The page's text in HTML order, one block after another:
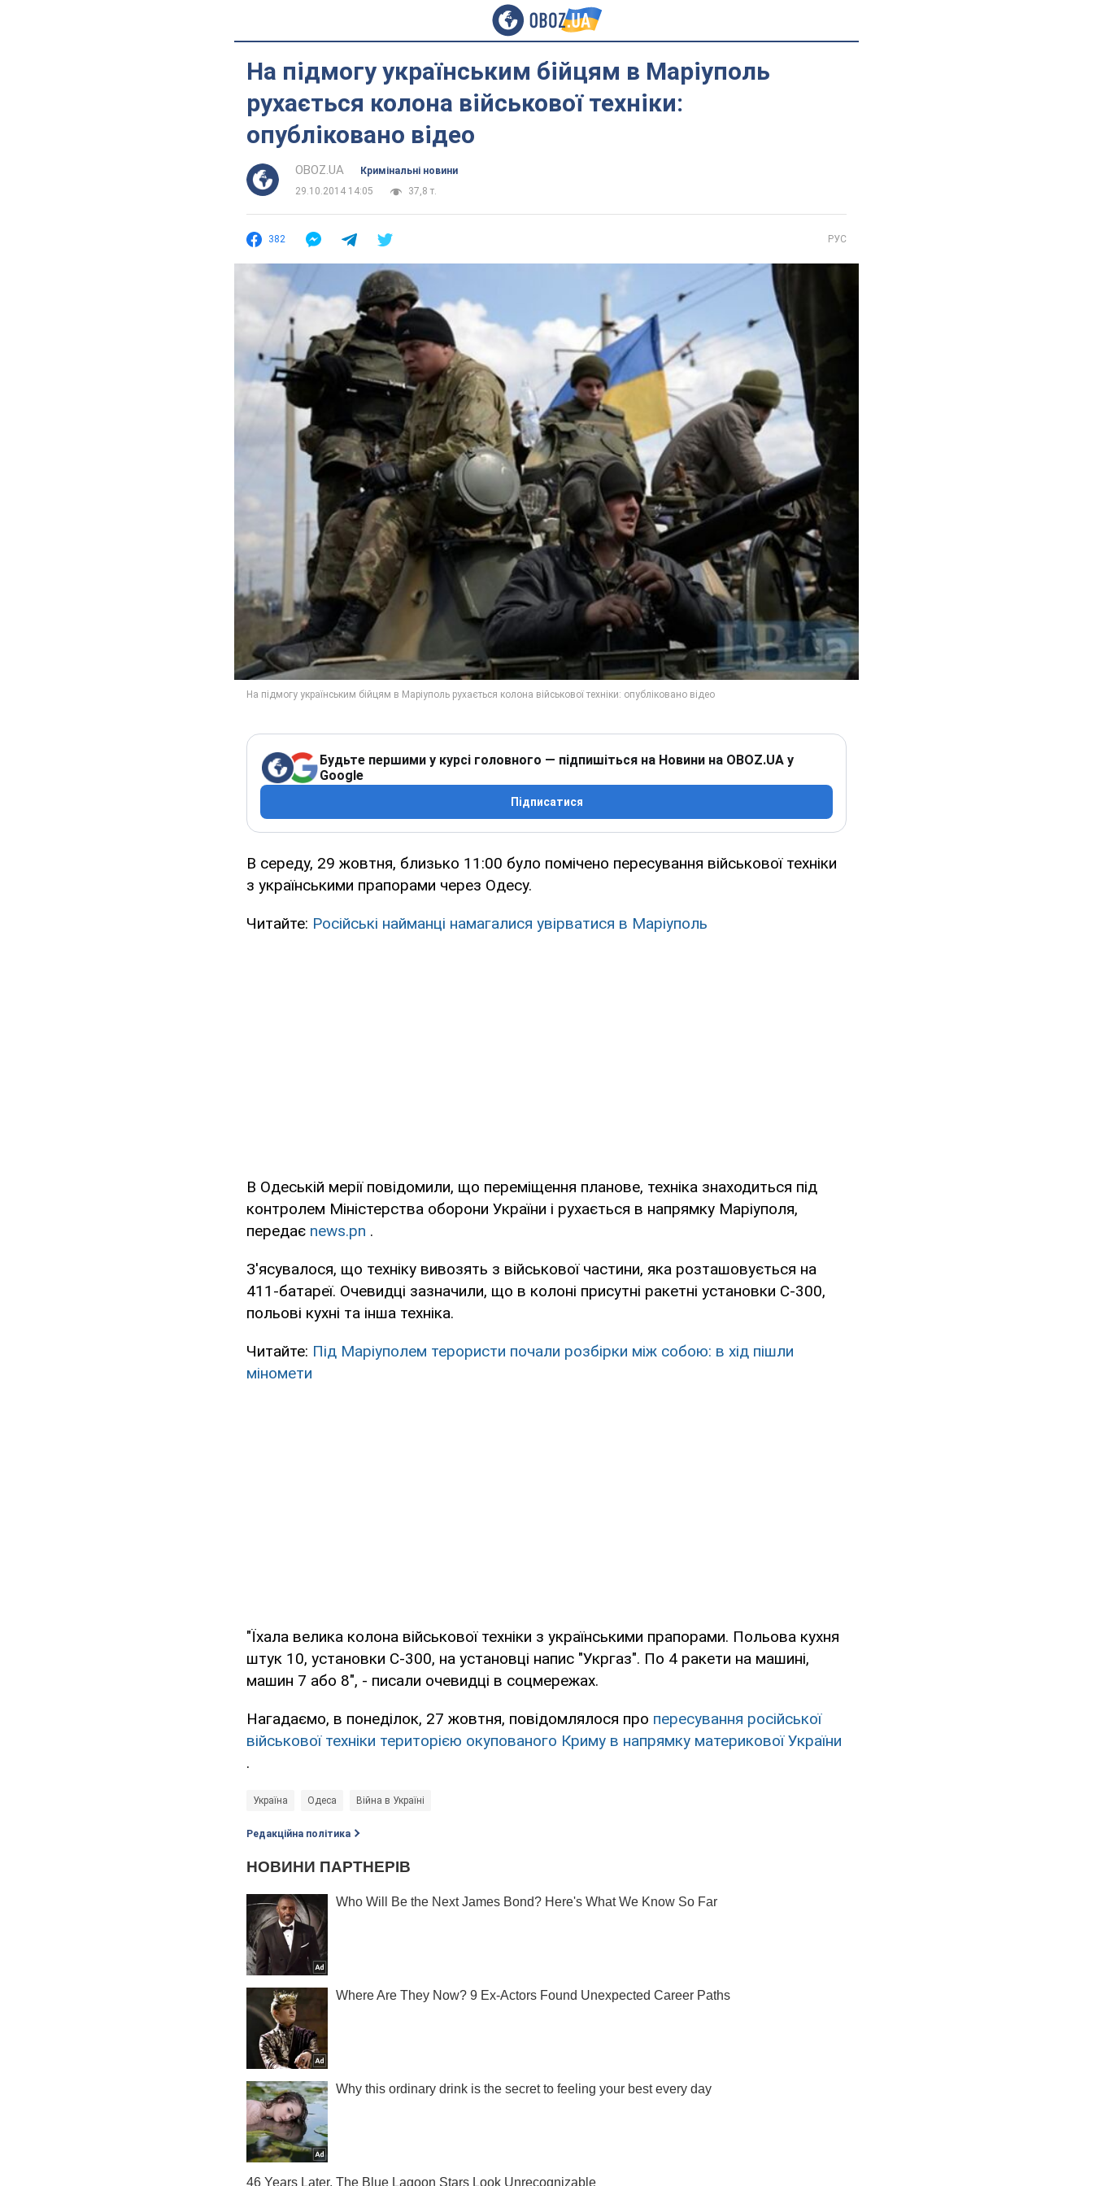
На підмогу українським бійцям в Маріуполь
рухається колона військової техніки:
опубліковано відео
OBOZ.UA
Кримінальні новини
29.10.2014 14:05
37,8 т.
382 РУС
Будьте першими у курсі головного — підпишіться на Новини на OBOZ.UA у
Google
Підписатися
В середу, 29 жовтня, близько 11:00 було помічено пересування військової техніки
з українськими прапорами через Одесу.
Читайте: Російські найманці намагалися увірватися в Маріуполь
В Одеській мерії повідомили, що переміщення планове, техніка знаходиться під
контролем Міністерства оборони України і рухається в напрямку Маріуполя,
передає news.pn .
З'ясувалося, що техніку вивозять з військової частини, яка розташовується на
411-батареї. Очевидці зазначили, що в колоні присутні ракетні установки С-300,
польові кухні та інша техніка.
Читайте: Під Маріуполем терористи почали розбірки між собою: в хід пішли
міномети
"Їхала велика колона військової техніки з українськими прапорами. Польова кухня
штук 10, установки С-300, на установці напис "Укргаз". По 4 ракети на машині,
машин 7 або 8", - писали очевидці в соцмережах.
Нагадаємо, в понеділок, 27 жовтня, повідомлялося про пересування російської
військової техніки територією окупованого Криму в напрямку материкової України
.
Україна Одеса Війна в Україні
Редакційна політика